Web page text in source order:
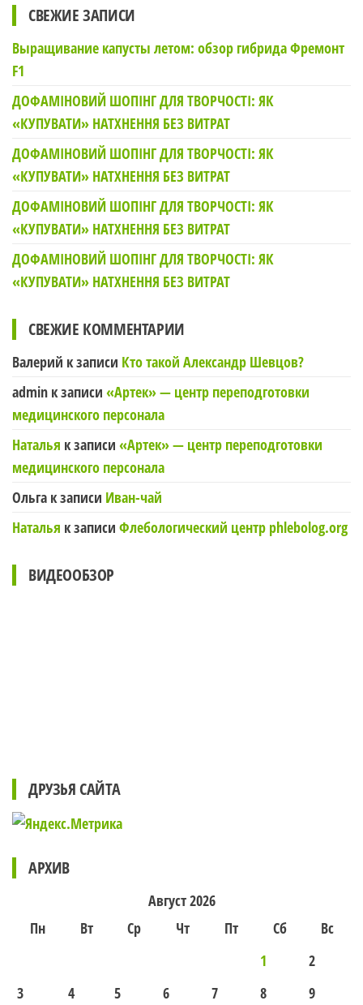
СВЕЖИЕ ЗАПИСИ
Выращивание капусты летом: обзор гибрида Фремонт
F1
ДОФАМІНОВИЙ ШОПІНГ ДЛЯ ТВОРЧОСТІ: ЯК
«КУПУВАТИ» НАТХНЕННЯ БЕЗ ВИТРАТ
ДОФАМІНОВИЙ ШОПІНГ ДЛЯ ТВОРЧОСТІ: ЯК
«КУПУВАТИ» НАТХНЕННЯ БЕЗ ВИТРАТ
ДОФАМІНОВИЙ ШОПІНГ ДЛЯ ТВОРЧОСТІ: ЯК
«КУПУВАТИ» НАТХНЕННЯ БЕЗ ВИТРАТ
ДОФАМІНОВИЙ ШОПІНГ ДЛЯ ТВОРЧОСТІ: ЯК
«КУПУВАТИ» НАТХНЕННЯ БЕЗ ВИТРАТ
СВЕЖИЕ КОММЕНТАРИИ
Валерий к записи Кто такой Александр Шевцов?
admin к записи «Артек» — центр переподготовки
медицинского персонала
Наталья к записи «Артек» — центр переподготовки
медицинского персонала
Ольга к записи Иван-чай
Наталья к записи Флебологический центр phlebolog.org
ВИДЕООБЗОР
ДРУЗЬЯ САЙТА
АРХИВ
Август 2026
Пн
Вт Ср Чт Пт Сб
Вс
1
2
3
4 5 6 7 8 9